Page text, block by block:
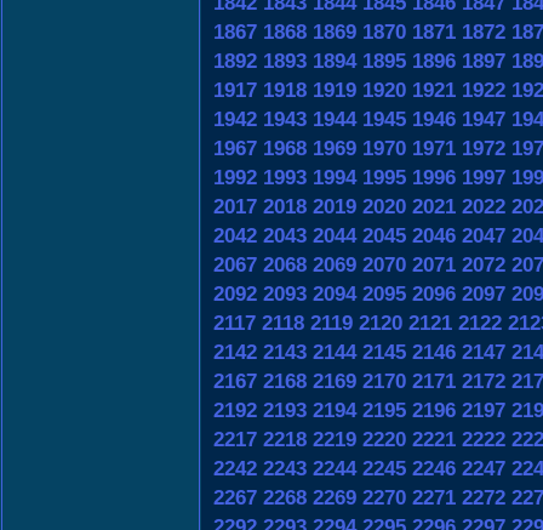
1867 1868 1869 1870 1871 1872
1892 1893 1894 1895 1896 1897
1917 1918 1919 1920 1921 1922
1942 1943 1944 1945 1946 1947
1967 1968 1969 1970 1971 1972
1992 1993 1994 1995 1996 1997
2017 2018 2019 2020 2021 2022
2042 2043 2044 2045 2046 2047
2067 2068 2069 2070 2071 2072
2092 2093 2094 2095 2096 2097
2117 2118 2119 2120 2121 2122
2142 2143 2144 2145 2146 2147
2167 2168 2169 2170 2171 2172
2192 2193 2194 2195 2196 2197
2217 2218 2219 2220 2221 2222
2242 2243 2244 2245 2246 2247
2267 2268 2269 2270 2271 2272